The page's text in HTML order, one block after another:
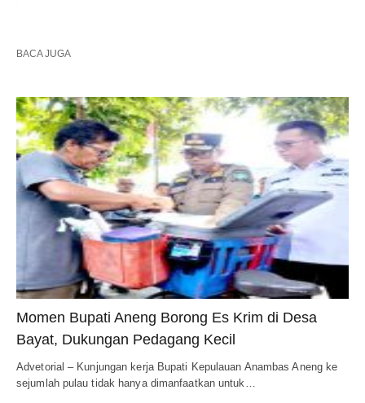
BACA JUGA
Momen Bupati Aneng Borong Es Krim di Desa
Bayat, Dukungan Pedagang Kecil
Advetorial – Kunjungan kerja Bupati Kepulauan Anambas Aneng ke
sejumlah pulau tidak hanya dimanfaatkan untuk…